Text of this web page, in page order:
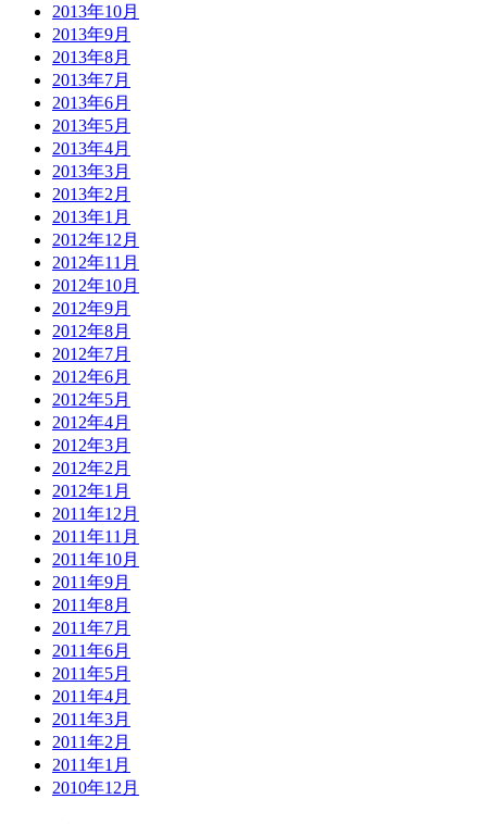
2013年10月
2013年9月
2013年8月
2013年7月
2013年6月
2013年5月
2013年4月
2013年3月
2013年2月
2013年1月
2012年12月
2012年11月
2012年10月
2012年9月
2012年8月
2012年7月
2012年6月
2012年5月
2012年4月
2012年3月
2012年2月
2012年1月
2011年12月
2011年11月
2011年10月
2011年9月
2011年8月
2011年7月
2011年6月
2011年5月
2011年4月
2011年3月
2011年2月
2011年1月
2010年12月